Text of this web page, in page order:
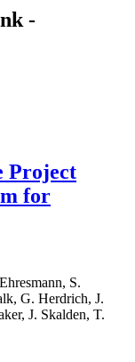
-
Project
for
S.
G. Herdrich, J.
J. Skalden, T.